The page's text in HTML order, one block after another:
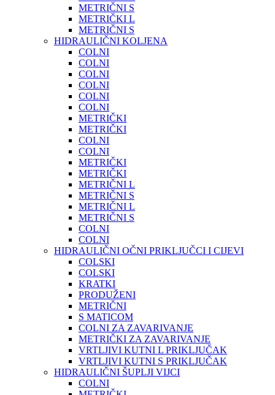
METRIČNI S
METRIČKI L
METRIČNI S
HIDRAULIČNI KOLJENA
COLNI
COLNI
COLNI
COLNI
COLNI
COLNI
METRIČKI
METRIČKI
COLNI
COLNI
METRIČKI
METRIČKI
METRIČNI L
METRIČNI S
METRIČNI L
METRIČNI S
COLNI
COLNI
HIDRAULIČNI OČNI PRIKLJUČCI I CIJEVI
COLSKI
COLSKI
KRATKI
PRODUŽENI
METRIČNI
S MATICOM
COLNI ZA ZAVARIVANJE
METRIČKI ZA ZAVARIVANJE
VRTLJIVI KUTNI L PRIKLJUČAK
VRTLJIVI KUTNI S PRIKLJUČAK
HIDRAULIČNI ŠUPLJI VIJCI
COLNI